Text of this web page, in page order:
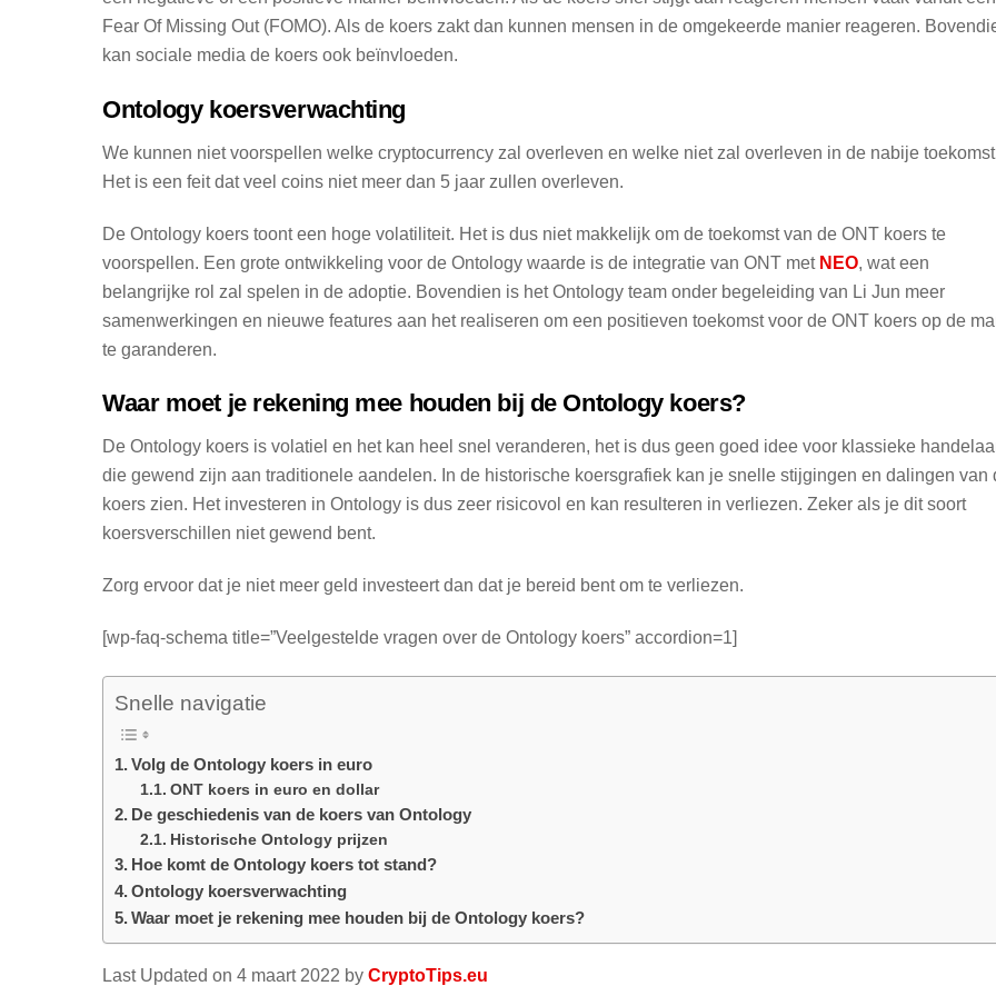
Last Updated on 4 maart 2022 by CryptoTips.eu
Fear Of Missing Out (FOMO). Als de koers zakt dan kunnen mensen in de omgekeerde manier reageren.
kan sociale media de koers ook beïnvloeden.
Ontology koersverwachting
We kunnen niet voorspellen welke cryptocurrency zal overleven en welke niet zal overleven in de nabije
Het is een feit dat veel coins niet meer dan 5 jaar zullen overleven.
De Ontology koers toont een hoge volatiliteit. Het is dus niet makkelijk om de toekomst van de ONT koers te
voorspellen. Een grote ontwikkeling voor de Ontology waarde is de integratie van ONT met NEO, wat een
belangrijke rol zal spelen in de adoptie. Bovendien is het Ontology team onder begeleiding van Li Jun meer
samenwerkingen en nieuwe features aan het realiseren om een positieven toekomst voor de ONT koers op de
te garanderen.
Waar moet je rekening mee houden bij de Ontology koers?
De Ontology koers is volatiel en het kan heel snel veranderen, het is dus geen goed idee voor klassieke
die gewend zijn aan traditionele aandelen. In de historische koersgrafiek kan je snelle stijgingen en dalingen van
koers zien. Het investeren in Ontology is dus zeer risicovol en kan resulteren in verliezen. Zeker als je dit soort
koersverschillen niet gewend bent.
Zorg ervoor dat je niet meer geld investeert dan dat je bereid bent om te verliezen.
[wp-faq-schema title=”Veelgestelde vragen over de Ontology koers” accordion=1]
Snelle navigatie
Volg de Ontology koers in euro
ONT koers in euro en dollar
De geschiedenis van de koers van Ontology
Historische Ontology prijzen
Hoe komt de Ontology koers tot stand?
Ontology koersverwachting
Waar moet je rekening mee houden bij de Ontology koers?